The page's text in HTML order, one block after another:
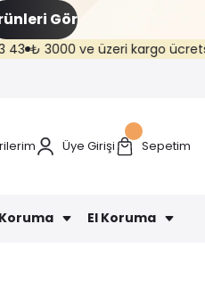
Gör
üzeri kargo ücretsiz (Trafik
Üye Girişi Sepetim
El Koruma